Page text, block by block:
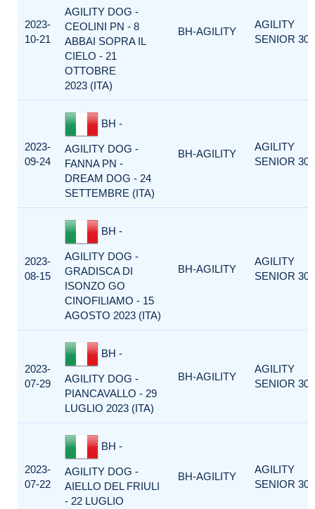
2023-
10-21
AGILITY DOG -
CEOLINI PN - 8
ABBAI SOPRA IL
CIELO - 21
OTTOBRE
2023 (ITA)
BH-AGILITY
AGILITY
SENIOR 300
2023-
09-24
BH -
AGILITY DOG -
FANNA PN -
DREAM DOG - 24
SETTEMBRE (ITA)
BH-AGILITY
AGILITY
SENIOR 300
2023-
08-15
BH -
AGILITY DOG -
GRADISCA DI
ISONZO GO
CINOFILIAMO - 15
AGOSTO 2023 (ITA)
BH-AGILITY
AGILITY
SENIOR 300
2023-
07-29
BH -
AGILITY DOG -
PIANCAVALLO - 29
LUGLIO 2023 (ITA)
BH-AGILITY
AGILITY
SENIOR 300
2023-
07-22
BH -
AGILITY DOG -
AIELLO DEL FRIULI
- 22 LUGLIO
BH-AGILITY
AGILITY
SENIOR 300